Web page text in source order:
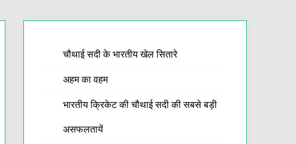
चौथाई सदी के भारतीय खेल सितारे
अहम का वहम
भारतीय क्रिकेट की चौथाई सदी की सबसे बड़ी
असफलतायें